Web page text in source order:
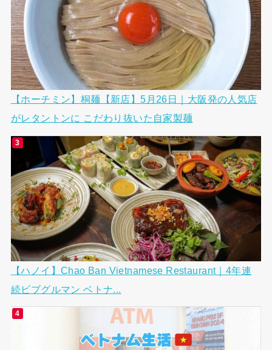
【ホーチミン】桐麺【新店】5月26日｜大阪発の人気店
がレタントンに こだわり抜いた自家製麺
【ハノイ】Chao Ban Vietnamese Restaurant｜4年連
続ビブグルマン ベトナ...